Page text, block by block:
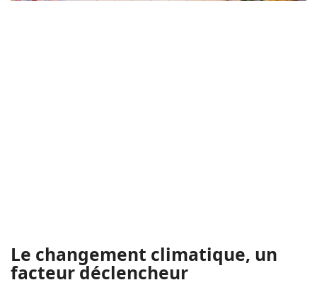
Le changement climatique, un
facteur déclencheur